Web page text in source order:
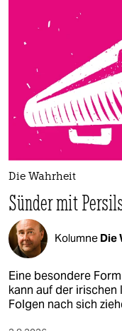
epaper login
Die Wahrheit
Sünder mit
Kolumne Die
Eine besondere
kann auf der
Folgen nach sich